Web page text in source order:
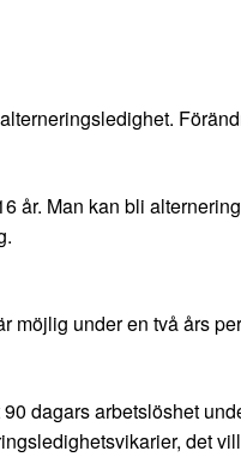
Man kan bli
möjlig under en två års
dagars arbetslöshet
det